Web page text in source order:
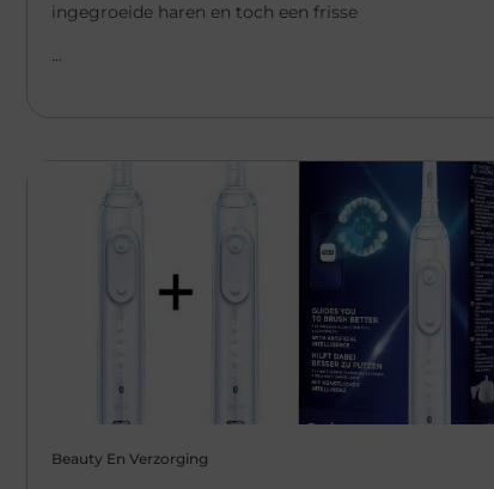
ingegroeide haren en toch een frisse
Beauty En Verzorging